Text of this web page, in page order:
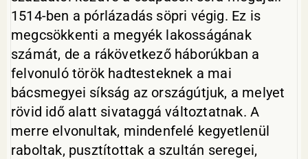
1514-ben a pórlázadás söpri végig. Ez is
megcsökkenti a megyék lakosságának
számát, de a rákövetkező háborúkban a
felvonuló török hadtesteknek a mai
bácsmegyei síkság az országútjuk, a melyet
rövid idő alatt sivataggá változtatnak. A
merre elvonultak, mindenfelé kegyetlenül
raboltak, pusztítottak a szultán seregei,